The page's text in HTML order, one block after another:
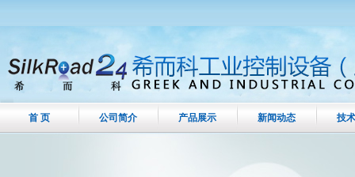
首 页 公司简介 产品展示 新闻动态 技